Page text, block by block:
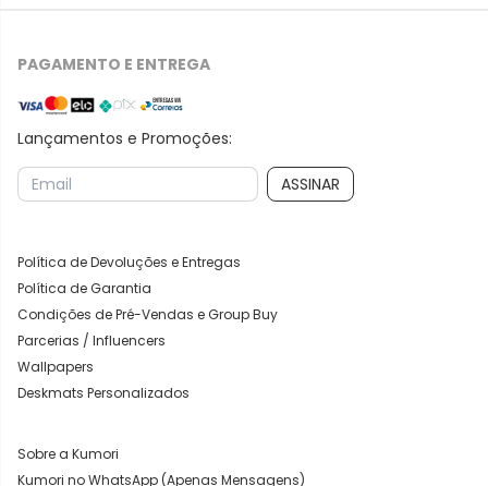
PAGAMENTO E ENTREGA
Lançamentos e Promoções:
ASSINAR
Política de Devoluções e Entregas
Política de Garantia
Condições de Pré-Vendas e Group Buy
Parcerias / Influencers
Wallpapers
Deskmats Personalizados
Sobre a Kumori
Kumori no WhatsApp (Apenas Mensagens)